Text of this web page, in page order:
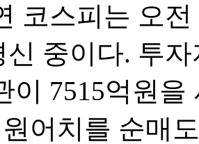
코스피는 오
신 중이다. 투
이 7515억원
어치를 순매